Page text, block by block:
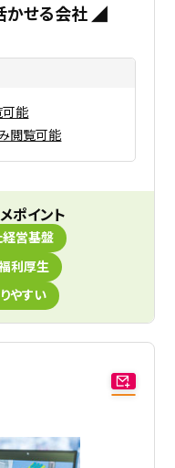
かせる会社 ◢
能
閲覧可能
ポイント
営基盤
利厚生
やすい